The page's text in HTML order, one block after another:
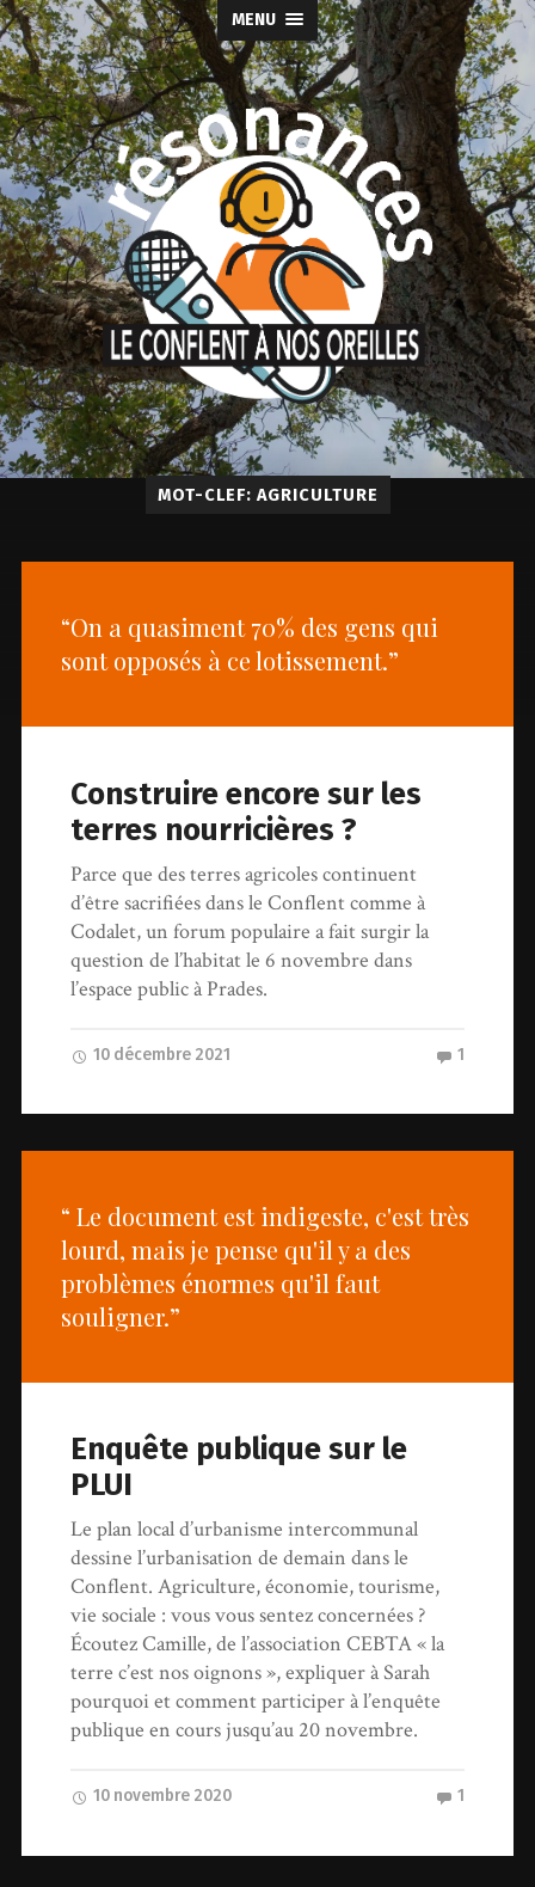
MENU
MOT-CLEF: AGRICULTURE
“On a quasiment 70% des gens qui
sont opposés à ce lotissement.”
Construire encore sur les
terres nourricières ?
Parce que des terres agricoles continuent
d’être sacrifiées dans le Conflent comme à
Codalet, un forum populaire a fait surgir la
question de l’habitat le 6 novembre dans
l’espace public à Prades.
10 décembre 2021 1
“ Le document est indigeste, c'est très
lourd, mais je pense qu'il y a des
problèmes énormes qu'il faut
souligner.”
Enquête publique sur le
PLUI
Le plan local d’urbanisme intercommunal
dessine l’urbanisation de demain dans le
Conflent. Agriculture, économie, tourisme,
vie sociale : vous vous sentez concernées ?
Écoutez Camille, de l’association CEBTA « la
terre c’est nos oignons », expliquer à Sarah
pourquoi et comment participer à l’enquête
publique en cours jusqu’au 20 novembre.
10 novembre 2020 1